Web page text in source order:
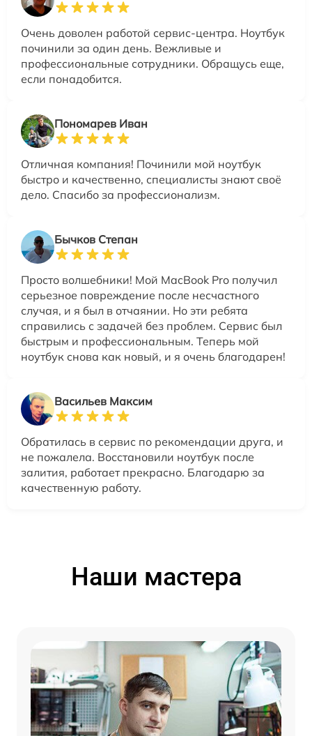
Очень доволен работой сервис-центра. Ноутбук
починили за один день. Вежливые и
профессиональные сотрудники. Обращусь еще,
если понадобится.
Пономарев Иван
Отличная компания! Починили мой ноутбук
быстро и качественно, специалисты знают своё
дело. Спасибо за профессионализм.
Бычков Степан
Просто волшебники! Мой MacBook Pro получил
серьезное повреждение после несчастного
случая, и я был в отчаянии. Но эти ребята
справились с задачей без проблем. Сервис был
быстрым и профессиональным. Теперь мой
ноутбук снова как новый, и я очень благодарен!
Васильев Максим
Обратилась в сервис по рекомендации друга, и
не пожалела. Восстановили ноутбук после
залития, работает прекрасно. Благодарю за
качественную работу.
Наши мастера